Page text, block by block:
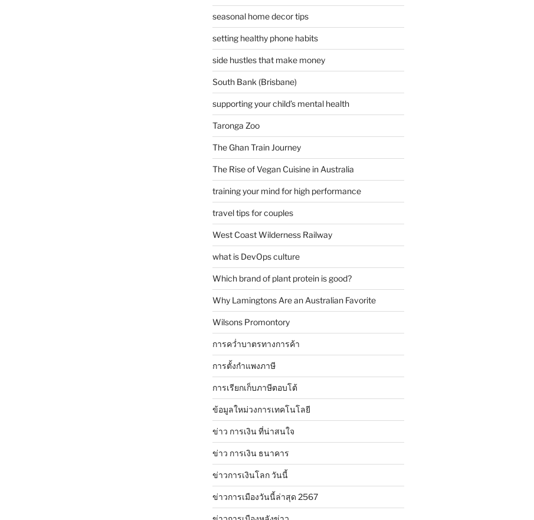
seasonal home decor tips
setting healthy phone habits
side hustles that make money
South Bank (Brisbane)
supporting your child’s mental health
Taronga Zoo
The Ghan Train Journey
The Rise of Vegan Cuisine in Australia
training your mind for high performance
travel tips for couples
West Coast Wilderness Railway
what is DevOps culture
Which brand of plant protein is good?
Why Lamingtons Are an Australian Favorite
Wilsons Promontory
การคว่ำบาตรทางการค้า
การตั้งกำแพงภาษี
การเรียกเก็บภาษีตอบโต้
ข้อมูลใหม่วงการเทคโนโลยี
ข่าว การเงิน ที่น่าสนใจ
ข่าว การเงิน ธนาคาร
ข่าวการเงินโลก วันนี้
ข่าวการเมืองวันนี้ล่าสุด 2567